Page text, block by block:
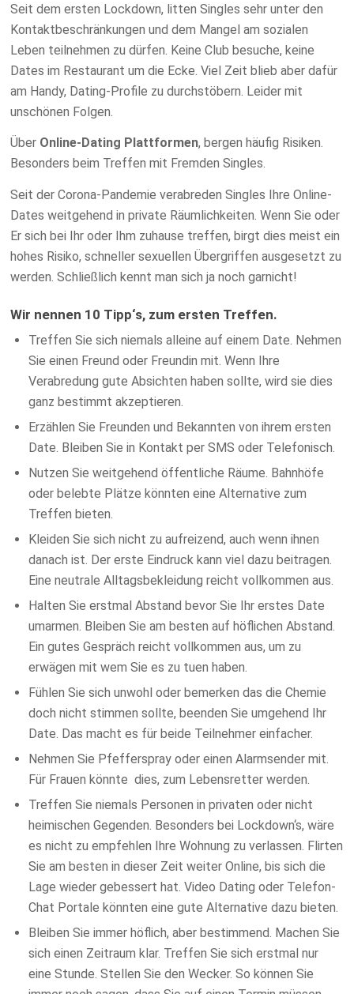
Seit dem ersten Lockdown, litten Singles sehr unter den
Kontaktbeschränkungen und dem Mangel am sozialen
Leben teilnehmen zu dürfen. Keine Club besuche, keine
Dates im Restaurant um die Ecke. Viel Zeit blieb aber dafür
am Handy, Dating-Profile zu durchstöbern. Leider mit
unschönen Folgen.
Über Online-Dating Plattformen, bergen häufig Risiken.
Besonders beim Treffen mit Fremden Singles.
Seit der Corona-Pandemie verabreden Singles Ihre Online-
Dates weitgehend in private Räumlichkeiten. Wenn Sie oder
Er sich bei Ihr oder Ihm zuhause treffen, birgt dies meist ein
hohes Risiko, schneller sexuellen Übergriffen ausgesetzt zu
werden. Schließlich kennt man sich ja noch garnicht!
Wir nennen 10 Tipp‘s, zum ersten Treffen.
Treffen Sie sich niemals alleine auf einem Date. Nehmen
Sie einen Freund oder Freundin mit. Wenn Ihre
Verabredung gute Absichten haben sollte, wird sie dies
ganz bestimmt akzeptieren.
Erzählen Sie Freunden und Bekannten von ihrem ersten
Date. Bleiben Sie in Kontakt per SMS oder Telefonisch.
Nutzen Sie weitgehend öffentliche Räume. Bahnhöfe
oder belebte Plätze könnten eine Alternative zum
Treffen bieten.
Kleiden Sie sich nicht zu aufreizend, auch wenn ihnen
danach ist. Der erste Eindruck kann viel dazu beitragen.
Eine neutrale Alltagsbekleidung reicht vollkommen aus.
Halten Sie erstmal Abstand bevor Sie Ihr erstes Date
umarmen. Bleiben Sie am besten auf höflichen Abstand.
Ein gutes Gespräch reicht vollkommen aus, um zu
erwägen mit wem Sie es zu tuen haben.
Fühlen Sie sich unwohl oder bemerken das die Chemie
doch nicht stimmen sollte, beenden Sie umgehend Ihr
Date. Das macht es für beide Teilnehmer einfacher.
Nehmen Sie Pfefferspray oder einen Alarmsender mit.
Für Frauen könnte dies, zum Lebensretter werden.
Treffen Sie niemals Personen in privaten oder nicht
heimischen Gegenden. Besonders bei Lockdown‘s, wäre
es nicht zu empfehlen Ihre Wohnung zu verlassen. Flirten
Sie am besten in dieser Zeit weiter Online, bis sich die
Lage wieder gebessert hat. Video Dating oder Telefon-
Chat Portale könnten eine gute Alternative dazu bieten.
Bleiben Sie immer höflich, aber bestimmend. Machen Sie
sich einen Zeitraum klar. Treffen Sie sich erstmal nur
eine Stunde. Stellen Sie den Wecker. So können Sie